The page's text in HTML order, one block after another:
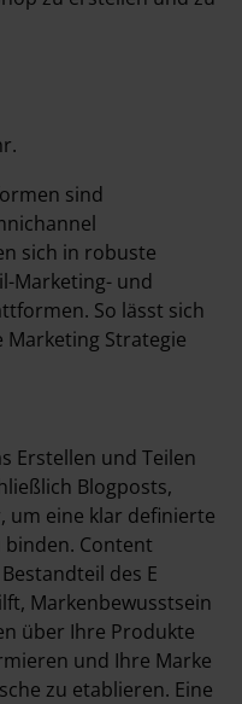
sind
sich in robuste
Marketing- und
So lässt sich
Marketing Strategie
Erstellen und Teilen
Blogposts,
um eine klar definierte
Content
des E
Markenbewusstsein
über Ihre Produkte
und Ihre Marke
zu etablieren. Eine